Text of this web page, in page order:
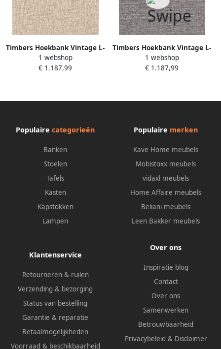
Timbers Hoekbank Vintage L-
vorm 3-zits hoekbank in
landelijke stijl met een
1 webshop
€ 1.187,99
Timbers Hoekbank Vintage L-
vorm 3-zits hoekbank in
landelijke stijl met een
1 webshop
€ 1.187,99
Populaire categorieën
Banken
Stoelen
Tafels
Kasten
Kapstokken
Lampen
Populaire merken
Kave Home meubels
Mobistoxx meubels
vidaxl meubels
Home Affaire meubels
Beliani meubels
Leen Bakker meubels
Klantenservice
Retourneren & ruilen
Verzending & bezorging
Status van bestelling
Garantie & reparatie
Betaalmogelijkheden
Voorraad & beschikbaarheid
Over ons
Inspiratie blog
Contact
Over ons
Samenwerken
Betrouwbaarheid
Privacybeleid & Disclaimer